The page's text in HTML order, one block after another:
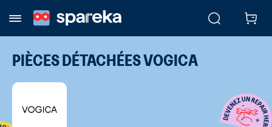
PIÈCES DÉTACHÉESVOGICA